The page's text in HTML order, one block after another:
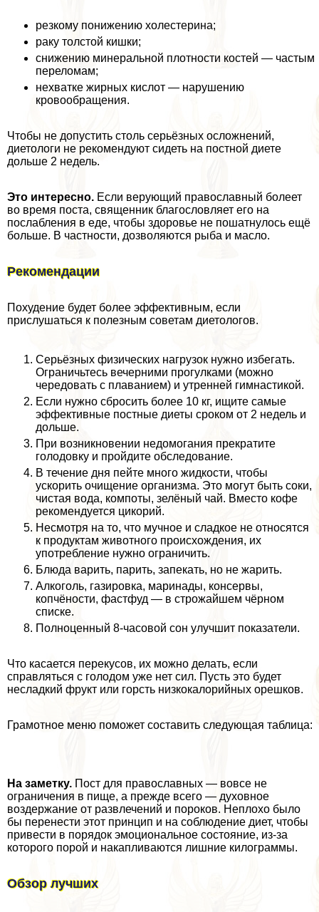
резкому понижению холестерина;
paку толстой кишки;
снижению минеральной плотности костей — частым
переломам;
нехватке жирных кислот — нарушению
кровообращения.
Чтобы не допустить столь серьёзных осложнений,
диетологи не рекомендуют сидеть на постной диете
дольше 2 недель.
Это интересно. Если верующий православный болеет
во время поста, священник благословляет его на
послабления в еде, чтобы здоровье не пошатнулось ещё
больше. В частности, дозволяются рыба и масло.
Рекомендации
Похудение будет более эффективным, если
прислушаться к полезным советам диетологов.
Серьёзных физических нагрузок нужно избегать.
Ограничьтесь вечерними прогулками (можно
чередовать с плаванием) и утренней гимнастикой.
Если нужно сбросить более 10 кг, ищите самые
эффективные постные диеты сроком от 2 недель и
дольше.
При возникновении недомогания прекратите
голодовку и пройдите обследование.
В течение дня пейте много жидкости, чтобы
ускорить очищение организма. Это могут быть соки,
чистая вода, компоты, зелёный чай. Вместо кофе
рекомендуется цикорий.
Несмотря на то, что мучное и сладкое не относятся
к продуктам животного происхождения, их
употрeбление нужно ограничить.
Блюда варить, парить, запекать, но не жарить.
Алкоголь, газировка, маринады, консервы,
копчёности, фастфуд — в строжайшем чёрном
списке.
Полноценный 8-часовой сон улучшит показатели.
Что касается перекусов, их можно делать, если
справляться с голодом уже нет сил. Пусть это будет
несладкий фрукт или горсть низкокалорийных орешков.
Грамотное меню поможет составить следующая таблица:
На заметку. Пост для православных — вовсе не
ограничения в пище, а прежде всего — духовное
воздержание от развлечений и пороков. Неплохо было
бы перенести этот принцип и на соблюдение диет, чтобы
привести в порядок эмоциональное состояние, из-за
которого порой и накапливаются лишние килограммы.
Обзор лучших